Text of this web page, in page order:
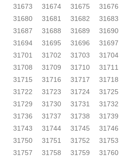
31673
31674 31675 31676
31680
31681 31682 31683
31687
31688 31689 31690
31694
31695 31696 31697
31701
31702 31703 31704
31708
31709 31710 31711
31715
31716 31717 31718
31722
31723 31724 31725
31729
31730 31731 31732
31736
31737 31738 31739
31743
31744 31745 31746
31750
31751 31752 31753
31757
31758 31759 31760